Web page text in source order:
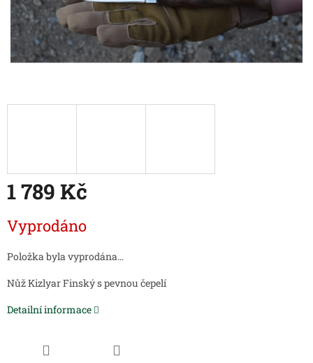
1 789 Kč
cena:
Vyprodáno
Položka byla vyprodána…
Nůž Kizlyar Finský s pevnou čepelí
Detailní informace